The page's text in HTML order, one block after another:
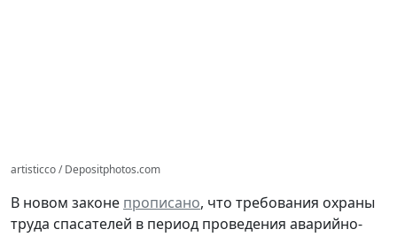
artisticco / Depositphotos.com
В новом законе прописано, что требования охраны
труда спасателей в период проведения аварийно-